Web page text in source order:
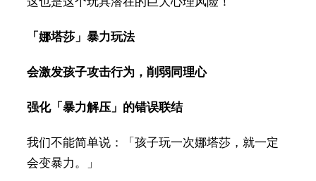
「娜塔莎」暴力玩法
会激发孩子攻击行为，削弱同理心
强化「暴力解压」的错误联结
我们不能简单说：「孩子玩一次娜塔莎，就一定
会变暴力。」